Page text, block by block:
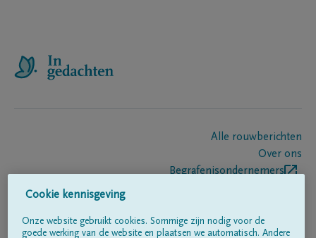
Alle rouwberichten
Over ons
Begrafenisondernemers
Cookie kennisgeving
Onze website gebruikt cookies. Sommige zijn nodig voor de
goede werking van de website en plaatsen we automatisch. Andere